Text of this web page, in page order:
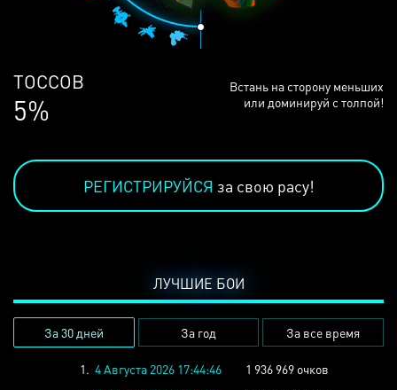
ЛЮДЕЙ
69%
Встань на сторону меньших
или доминируй с толпой!
РЕГИСТРИРУЙСЯ за свою расу!
ЛУЧШИЕ БОИ
За 30 дней За год За все время
1. 4 Августа 2026 17:44:46
1 936 969 очков